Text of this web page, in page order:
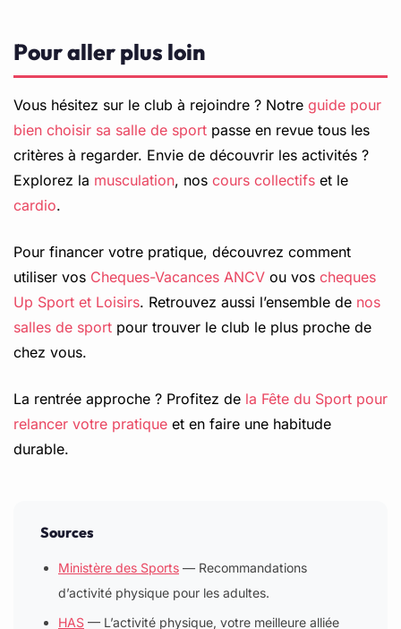
Pour aller plus loin
Vous hésitez sur le club à rejoindre ? Notre guide pour
bien choisir sa salle de sport passe en revue tous les
critères à regarder. Envie de découvrir les activités ?
Explorez la musculation, nos cours collectifs et le
cardio.
Pour financer votre pratique, découvrez comment
utiliser vos Cheques-Vacances ANCV ou vos cheques
Up Sport et Loisirs. Retrouvez aussi l’ensemble de nos
salles de sport pour trouver le club le plus proche de
chez vous.
La rentrée approche ? Profitez de la Fête du Sport pour
relancer votre pratique et en faire une habitude
durable.
Sources
Ministère des Sports — Recommandations
d’activité physique pour les adultes.
HAS — L’activité physique, votre meilleure alliée